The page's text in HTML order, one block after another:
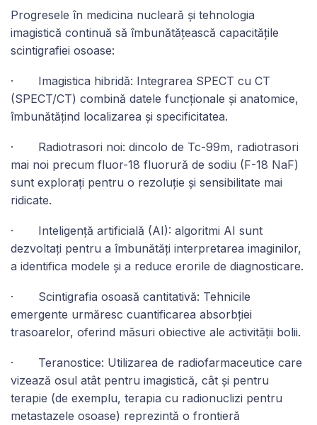
Progresele în medicina nucleară și tehnologia
imagistică continuă să îmbunătățească capacitățile
scintigrafiei osoase:
· Imagistica hibridă: Integrarea SPECT cu CT
(SPECT/CT) combină datele funcționale și anatomice,
îmbunătățind localizarea și specificitatea.
· Radiotrasori noi: dincolo de Tc-99m, radiotrasori
mai noi precum fluor-18 fluorură de sodiu (F-18 NaF)
sunt explorați pentru o rezoluție și sensibilitate mai
ridicate.
· Inteligență artificială (AI): algoritmi AI sunt
dezvoltați pentru a îmbunătăți interpretarea imaginilor,
a identifica modele și a reduce erorile de diagnosticare.
· Scintigrafia osoasă cantitativă: Tehnicile
emergente urmăresc cuantificarea absorbției
trasoarelor, oferind măsuri obiective ale activității bolii.
· Teranostice: Utilizarea de radiofarmaceutice care
vizează osul atât pentru imagistică, cât și pentru
terapie (de exemplu, terapia cu radionuclizi pentru
metastazele osoase) reprezintă o frontieră